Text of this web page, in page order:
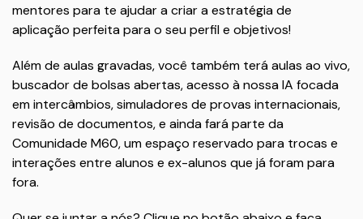
mentores para te ajudar a criar a estratégia de
aplicação perfeita para o seu perfil e objetivos!
Além de aulas gravadas, você também terá aulas ao vivo,
buscador de bolsas abertas, acesso à nossa IA focada
em intercâmbios, simuladores de provas internacionais,
revisão de documentos, e ainda fará parte da
Comunidade M60, um espaço reservado para trocas e
interações entre alunos e ex-alunos que já foram para
fora.